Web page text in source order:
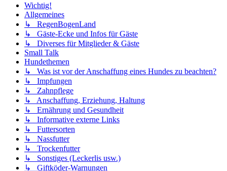
Wichtig!
Allgemeines
↳ RegenBogenLand
↳ Gäste-Ecke und Infos für Gäste
↳ Diverses für Mitglieder & Gäste
Small Talk
Hundethemen
↳ Was ist vor der Anschaffung eines Hundes zu beachten?
↳ Impfungen
↳ Zahnpflege
↳ Anschaffung, Erziehung, Haltung
↳ Ernährung und Gesundheit
↳ Informative externe Links
↳ Futtersorten
↳ Nassfutter
↳ Trockenfutter
↳ Sonstiges (Leckerlis usw.)
↳ Giftköder-Warnungen